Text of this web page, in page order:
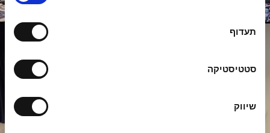
י
ר
תעדוף
סטטיסטיקה
שיווק